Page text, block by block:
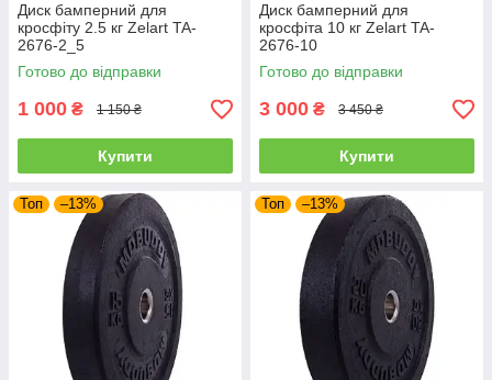
Диск бамперний для
кросфіту 2.5 кг Zelart TA-
2676-2_5
Готово до відправки
1 000 ₴ 1 150 ₴
Купити
Диск бамперний для
кросфіта 10 кг Zelart TA-
2676-10
Готово до відправки
3 000 ₴ 3 450 ₴
Купити
Топ –13% Топ –13%